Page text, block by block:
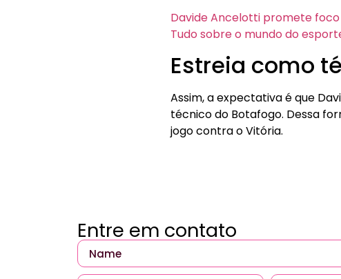
Davide Ancelotti promete
Tudo sobre o mundo do
Estreia como
Assim, a expectativa é que
técnico do Botafogo. Dessa
jogo contra o Vitória.
Entre em contato